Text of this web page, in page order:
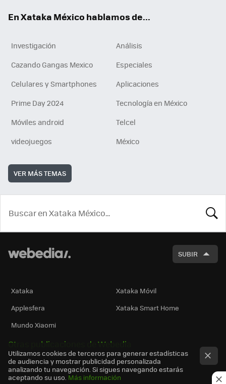
En Xataka México hablamos de...
Investigación
Análisis
Cazando Gangas Mexico
Especiales
Celulares y Smartphones
Aplicaciones
Prime Day 2024
Tecnología en México
Móviles android
Telcel
videojuegos
México
VER MÁS TEMAS
SUBIR
Xataka
Xataka Móvil
Applesfera
Xataka Smart Home
Mundo Xiaomi
Otras publicaciones de Webedia
Utilizamos cookies de terceros para generar estadísticas
de audiencia y mostrar publicidad personalizada
analizando tu navegación. Si sigues navegando estarás
aceptando su uso. Más información